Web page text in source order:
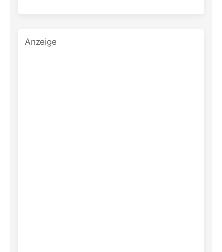
Anzeige